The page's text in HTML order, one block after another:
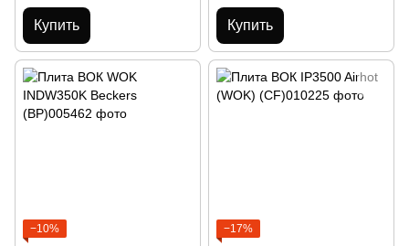
Купить Купить
−10% −17%